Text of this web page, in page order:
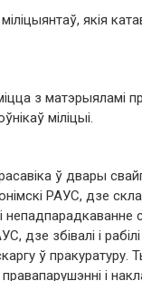
якія
​​з матэрыяламі
міліцыі.
ў двары
РАУС, дзе
непадпарадкаванне
дзе збівалі і
ў
і